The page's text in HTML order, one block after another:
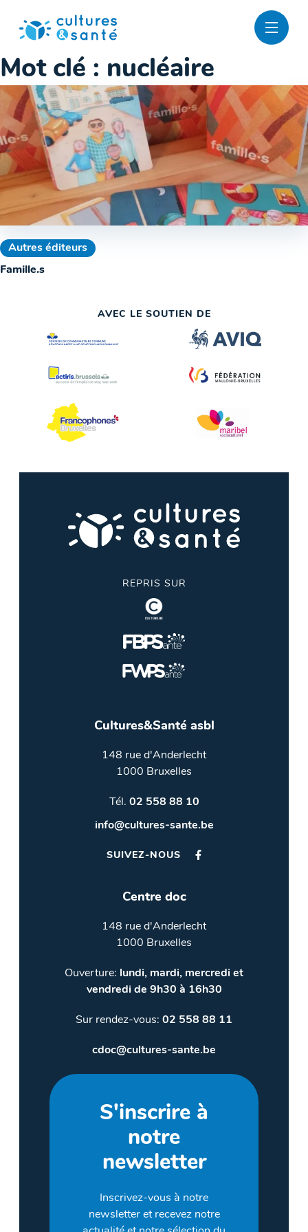
contenu
Mot clé : nucléaire
Autres éditeurs
Famille.s
AVEC LE SOUTIEN DE
REPRIS SUR
Cultures&Santé asbl
148 rue d'Anderlecht
1000 Bruxelles
Tél. 02 558 88 10
info@cultures-sante.be
SUIVEZ-NOUS
Centre doc
148 rue d'Anderlecht
1000 Bruxelles
Ouverture: lundi, mardi, mercredi et
vendredi de 9h30 à 16h30
Sur rendez-vous: 02 558 88 11
cdoc@cultures-sante.be
S'inscrire à
notre
newsletter
Inscrivez-vous à notre
newsletter et recevez notre